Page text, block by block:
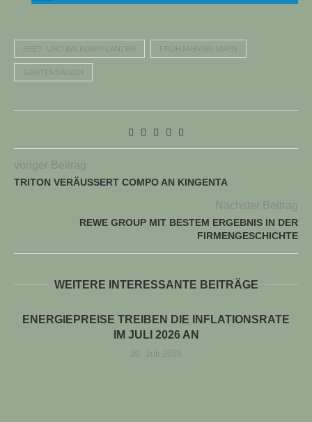
BEET- UND BALKONPFLANZEN FRÜHJAHRSBLUMEN
GARTENSAISON
voriger Beitrag
TRITON VERÄUSSERT COMPO AN KINGENTA
Nächster Beitrag
REWE GROUP MIT BESTEM ERGEBNIS IN DER
FIRMENGESCHICHTE
WEITERE INTERESSANTE BEITRÄGE
ENERGIEPREISE TREIBEN DIE INFLATIONSRATE
IM JULI 2026 AN
30. Juli 2026